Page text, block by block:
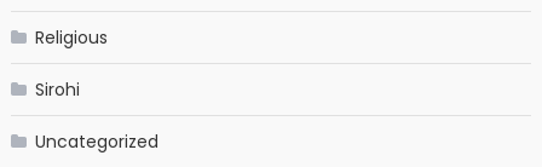
Religious
Sirohi
Uncategorized